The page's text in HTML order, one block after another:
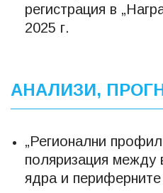
регистрация в
2025 г.
АНАЛИЗИ,
„Регионални
поляризация между
ядра и